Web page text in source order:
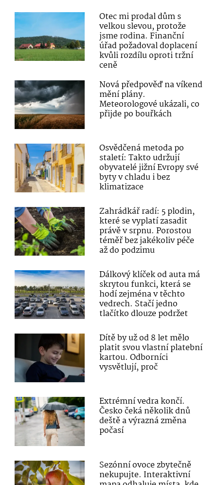
Otec mi prodal dům s
velkou slevou, protože
jsme rodina. Finanční
úřad požadoval doplacení
kvůli rozdílu oproti tržní
ceně
Nová předpověď na víkend
mění plány.
Meteorologové ukázali, co
přijde po bouřkách
Osvědčená metoda po
staletí: Takto udržují
obyvatelé jižní Evropy své
byty v chladu i bez
klimatizace
Zahrádkář radí: 5 plodin,
které se vyplatí zasadit
právě v srpnu. Porostou
téměř bez jakékoliv péče
až do podzimu
Dálkový klíček od auta má
skrytou funkci, která se
hodí zejména v těchto
vedrech. Stačí jedno
tlačítko dlouze podržet
Dítě by už od 8 let mělo
platit svou vlastní platební
kartou. Odborníci
vysvětlují, proč
Extrémní vedra končí.
Česko čeká několik dnů
deště a výrazná změna
počasí
Sezónní ovoce zbytečně
nekupujte. Interaktivní